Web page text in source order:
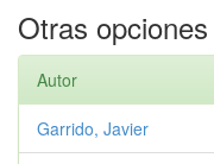
Otras
Autor
Garrido, Javier